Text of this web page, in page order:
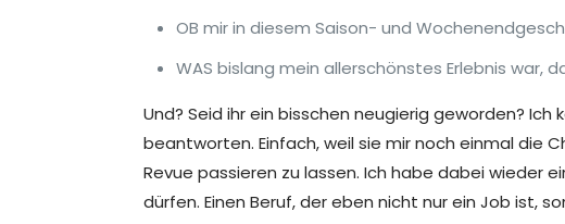
OB mir in diesem Saison- und
WAS bislang mein allerschönstes Erlebnis war,
Und? Seid ihr ein bisschen neugierig geworden?
beantworten. Einfach, weil sie mir noch einmal die
Revue passieren zu lassen. Ich habe dabei wieder
dürfen. Einen Beruf, der eben nicht nur ein Job ist,